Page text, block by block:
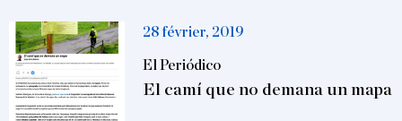
28 février, 2019
El Periódico
El camí que no demana un mapa